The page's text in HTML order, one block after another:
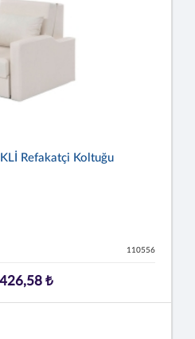
Refakatçi Koltuğu
110556
₺